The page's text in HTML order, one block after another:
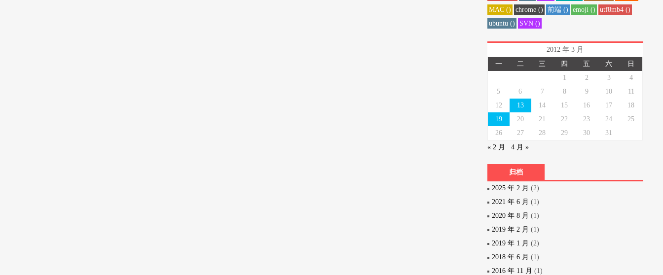
MAC ()
chrome () 前端 () emoji ()
utf8mb4 ()
ubuntu ()
SVN ()
2012 年 3 月
一
二 三 四 五 六
日
1
2 3
4
5
6 7 8 9 10
11
12
13 14 15 16 17
18
19
20 21 22 23 24
25
26
27 28 29 30
31
« 2 月
4 月 »
归档
2025 年 2 月 (2)
2021 年 6 月 (1)
2020 年 8 月 (1)
2019 年 2 月 (1)
2019 年 1 月 (2)
2018 年 6 月 (1)
2016 年 11 月 (1)